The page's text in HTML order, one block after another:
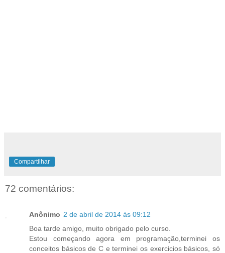
Compartilhar
72 comentários:
Anônimo 2 de abril de 2014 às 09:12
Boa tarde amigo, muito obrigado pelo curso.
Estou começando agora em programação,terminei os
conceitos básicos de C e terminei os exercicios básicos, só